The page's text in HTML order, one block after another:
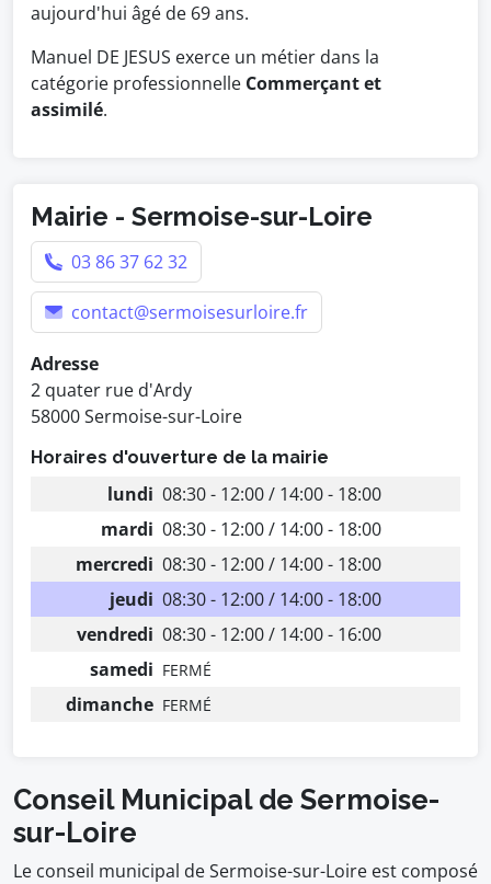
aujourd'hui âgé de 69 ans.
Manuel DE JESUS exerce un métier dans la
catégorie professionnelle Commerçant et
assimilé.
Mairie - Sermoise-sur-Loire
03 86 37 62 32
contact@sermoisesurloire.fr
Adresse
2 quater rue d'Ardy
58000 Sermoise-sur-Loire
Horaires d'ouverture de la mairie
lundi 08:30 - 12:00 / 14:00 - 18:00
mardi 08:30 - 12:00 / 14:00 - 18:00
mercredi 08:30 - 12:00 / 14:00 - 18:00
jeudi 08:30 - 12:00 / 14:00 - 18:00
vendredi 08:30 - 12:00 / 14:00 - 16:00
samedi FERMÉ
dimanche FERMÉ
Conseil Municipal de Sermoise-
sur-Loire
Le conseil municipal de Sermoise-sur-Loire est composé